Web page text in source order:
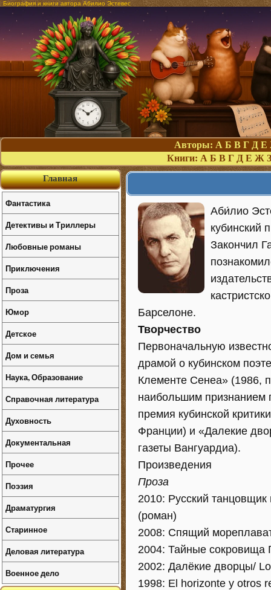
Биография и книги автора Абилио Эстевес
Авторы: А Б В Г Д Е
Книги: А Б В Г Д Е Ж З
Аби́лио
кубинский
Закончил
Барселоне.
Творчество
Первоначальную
драмой о кубинском
Клементе Сенеа» (1986,
наибольшим признанием
премия кубинской
Франции) и «Далекие
газеты Вангуардиа).
Произведения
Проза
2010: Русский
(роман)
2008: Спящий
2004: Тайные сокровища
2002: Далёкие дворцы/
1998: El horizonte y otros
Главная
Фантастика
Детективы и Триллеры
Любовные романы
Приключения
Проза
Юмор
Детское
Дом и семья
Наука, Образование
Справочная литература
Духовность
Документальная
Прочее
Поэзия
Драматургия
Старинное
Деловая литература
Военное дело